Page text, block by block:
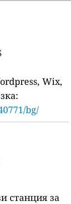
Wix,
bg/
станция за